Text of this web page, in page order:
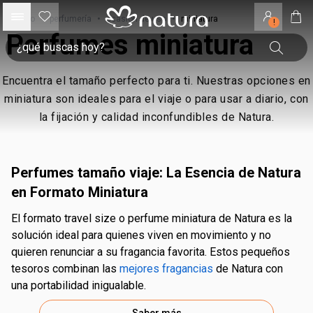
!
• perfumería • ocasión de uso • miniatura
Perfumes miniatura
Encuentra el tamaño perfecto para ti. Nuestras opciones en
miniatura son ideales para el viaje o para usar a diario, con
la fijación y calidad inconfundibles de Natura.
Perfumes tamaño viaje: La Esencia de Natura
en Formato Miniatura
El formato travel size o perfume miniatura de Natura es la
solución ideal para quienes viven en movimiento y no
quieren renunciar a su fragancia favorita. Estos pequeños
tesoros combinan las mejores fragancias de Natura con
una portabilidad inigualable.